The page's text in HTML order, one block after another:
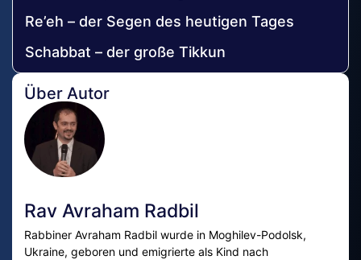
Re’eh – der Segen des heutigen Tages
Schabbat – der große Tikkun
Über Autor
Rav Avraham Radbil
Rabbiner Avraham Radbil wurde in Moghilev-Podolsk,
Ukraine, geboren und emigrierte als Kind nach